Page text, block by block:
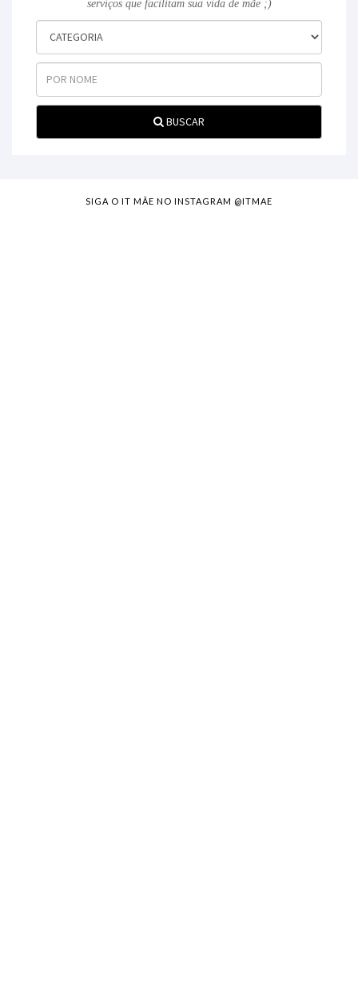
serviços que facilitam sua vida de mãe ;)
BUSCAR
SIGA O IT MÃE NO INSTAGRAM @ITMAE